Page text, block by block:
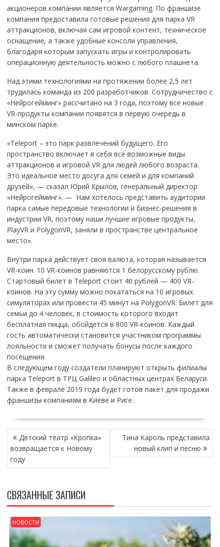
акционеров компании является Wargaming. По франшизе
компания предоставила готовые решения для парка VR
аттракционов, включая сам игровой контент, техническое
оснащение, а также удобные консоли управления,
благодаря которым запускать игры и контролировать
операционную деятельность можно с любого плашнета.
Над этими технологиями на протяжении более 2,5 лет
трудилась команда из 200 разработчиков. Сотрудничество с
«Нейрогейминг» рассчитано на 3 года, поэтому все новые
VR-продукты компании появятся в первую очередь в
минском парке.
«Teleport – это парк развлечений будущего. Его
пространство включает в себя все возможные виды
аттракционов и игровой VR для людей любого возраста.
Это идеальное место досуга для семей и для компаний
друзей», — сказал Юрий Крылов, генеральный директор
«Нейрогейминг». — Нам хотелось представить аудитории
парка самые передовые технологии и бизнес-решения в
индустрии VR, поэтому наши лучшие игровые продукты,
PlayVR и PolygonVR, заняли в пространстве центральное
место».
Внутри парка действует своя валюта, которая называется
VR-коин. 10 VR-коинов равняются 1 белорусскому рублю.
Стартовый билет в Teleport стоит 40 рублей — 400 VR-
коинов. На эту сумму можно покататься на 10 игровых
симуляторах или провести 45 минут на PolygonVR. Билет для
семьи до 4 человек, в стоимость которого входит
бесплатная пицца, обойдется в 800 VR-коинов. Каждый
гость автоматически становится участником программы
лояльности и сможет получать бонусы после каждого
посещения.
В следующем году создатели планируют открыть филиалы
парка Teleport в ТРЦ Galileo и областных центрах Беларуси.
Также в феврале 2019 года будет готов пакет для продажи
франшизы компаниям в Киеве и Риге.
НАВИГАЦИЯ
ПО
ЗАПИСЯМ
Детский театр «Кропка»
возвращается к Новому
году
Тина Кароль представила
новый клип и песню
СВЯЗАННЫЕ ЗАПИСИ
НОВОСТИ